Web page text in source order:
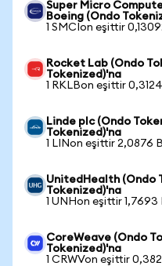
Super Micro
Boeing (Ondo
1 SMCIon eşittir
Rocket Lab (Ondo
Tokenized)'na
1 RKLBon eşittir
Linde plc (Ondo
Tokenized)'na
1 LINon eşittir 2,0876
UnitedHealth (Ondo
Tokenized)'na
1 UNHon eşittir 1,7693
CoreWeave (Ondo
Tokenized)'na
1 CRWVon eşittir